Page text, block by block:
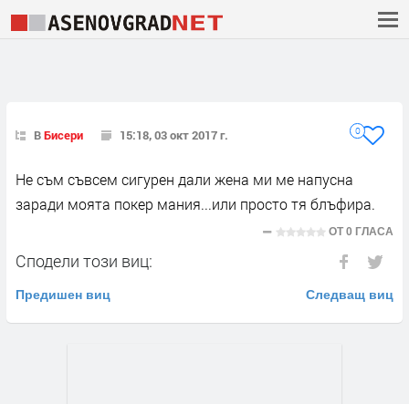
ВБисери 15:18, 03 окт 2017 г. 0
Не съм съвсем сигурен дали жена ми ме напусна
заради моята покер мания...или просто тя блъфира.
ОТ0 ГЛАСА
Сподели този виц:
Предишен виц Следващ виц